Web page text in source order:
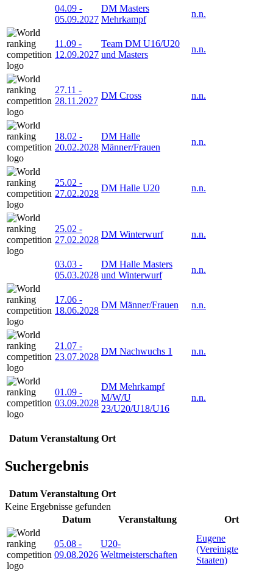
04.09 -
05.09.2027
DM Masters
Mehrkampf
n.n.
11.09 -
12.09.2027
Team DM U16/U20
und Masters
n.n.
27.11 -
28.11.2027
DM Cross n.n.
18.02 -
20.02.2028
DM Halle
Männer/Frauen
n.n.
25.02 -
27.02.2028
DM Halle U20 n.n.
25.02 -
27.02.2028
DM Winterwurf n.n.
03.03 -
05.03.2028
DM Halle Masters
und Winterwurf
n.n.
17.06 -
18.06.2028
DM Männer/Frauen n.n.
21.07 -
23.07.2028
DM Nachwuchs 1 n.n.
01.09 -
03.09.2028
DM Mehrkampf
M/W/U
23/U20/U18/U16
n.n.
Datum Veranstaltung Ort
Suchergebnis
Datum Veranstaltung Ort
Keine Ergebnisse gefunden
Datum
Veranstaltung Ort
05.08 -
09.08.2026
U20-
Weltmeisterschaften
Eugene
(Vereinigte
Staaten)